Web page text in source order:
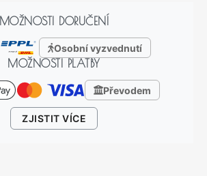
MOŽNOSTI DORUČENÍ
Osobní vyzvednutí
MOŽNOSTI PLATBY
Převodem
ZJISTIT VÍCE